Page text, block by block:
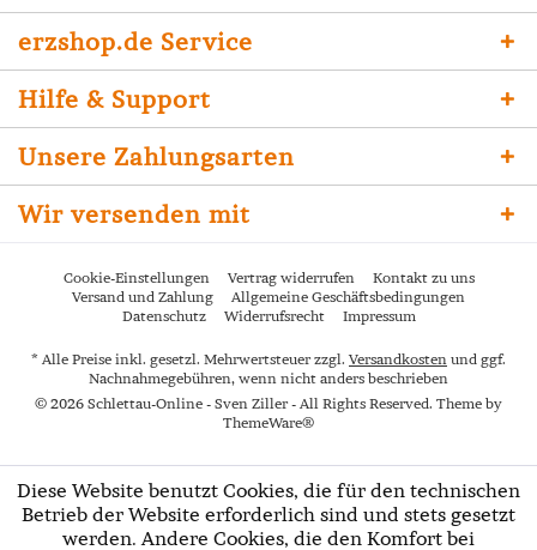
erzshop.de Service
Hilfe & Support
Unsere Zahlungsarten
Wir versenden mit
Cookie-Einstellungen Vertrag widerrufen
Kontakt zu uns
Versand und Zahlung
Allgemeine Geschäftsbedingungen
Datenschutz
Widerrufsrecht Impressum
* Alle Preise inkl. gesetzl. Mehrwertsteuer zzgl. Versandkosten und ggf.
Nachnahmegebühren, wenn nicht anders beschrieben
© 2026 Schlettau-Online - Sven Ziller - All Rights Reserved. Theme by
ThemeWare®
Diese Website benutzt Cookies, die für den technischen
Betrieb der Website erforderlich sind und stets gesetzt
werden. Andere Cookies, die den Komfort bei